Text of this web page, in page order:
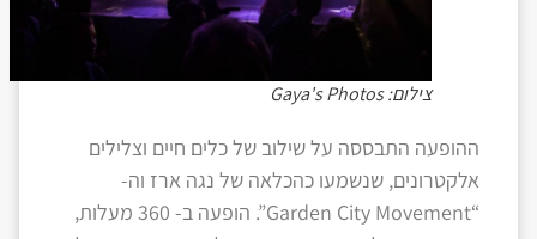
צילום: Gaya's Photos
ההופעה התבססה על שילוב של כלים חיים וצלילים
אלקטרונים, שנשמעו כהכלאה של נגה ארז וה-
“Garden City Movement”. הופעה ב- 360 מעלות,